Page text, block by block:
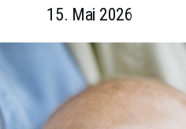
15. Mai 2026